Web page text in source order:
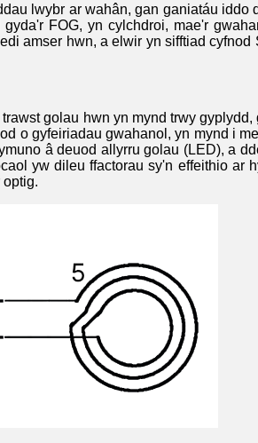
lwybr ar wahân, gan ganiatáu iddo
FOG, yn cylchdroi, mae'r
amser hwn, a elwir yn sifftiad cyfnod
golau hwn yn mynd trwy
o gyfeiriadau gwahanol, yn mynd i
â deuod allyrru golau (LED), a
yw dileu ffactorau sy'n effeithio ar